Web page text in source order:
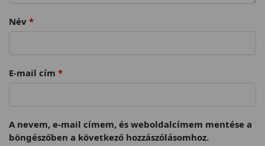
Név *
E-mail cím *
A nevem, e-mail címem, és weboldalcímem mentése a
böngészőben a következő hozzászólásomhoz.